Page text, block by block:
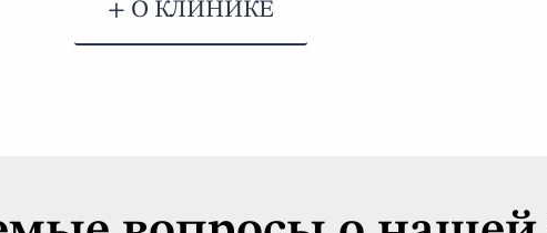
+ О КЛИНИКЕ